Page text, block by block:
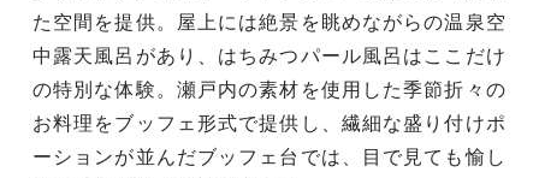
た空間を提供。屋上には絶景を眺めながらの温泉空
中露天風呂があり、はちみつパール風呂はここだけ
の特別な体験。瀬戸内の素材を使用した季節折々の
お料理をブッフェ形式で提供し、繊細な盛り付けポ
ーションが並んだブッフェ台では、目で見ても愉し